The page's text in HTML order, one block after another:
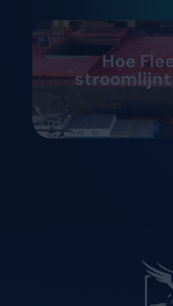
Hoe
stroomlijnt